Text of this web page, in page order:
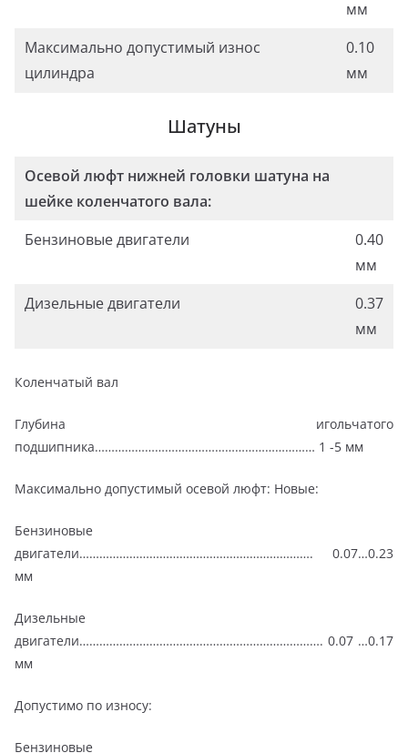
мм
Максимально допустимый износ
цилиндра
0.10
мм
Шатуны
Осевой люфт нижней головки шатуна на
шейке коленчатого вала:
Бензиновые двигатели
0.40
мм
Дизельные двигатели
0.37
мм
Коленчатый вал
Глубина игольчатого
подшипника………………………………………………………… 1 -5 мм
Максимально допустимый осевой люфт: Новые:
Бензиновые
двигатели……………………………………………………………. 0.07…0.23
мм
Дизельные
двигатели………………………………………………………………. 0.07 …0.17
мм
Допустимо по износу:
Бензиновые